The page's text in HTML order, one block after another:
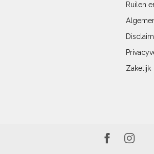
Ruilen
Zakelijk